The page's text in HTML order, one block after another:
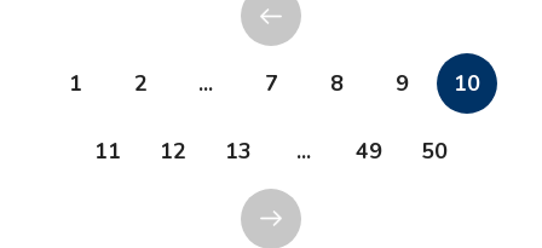
1 2 ... 7 8 9 10
11 12 13 ... 49 50